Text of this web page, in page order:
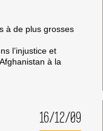
à de plus grosses
l’injustice et
à la
16/12/09